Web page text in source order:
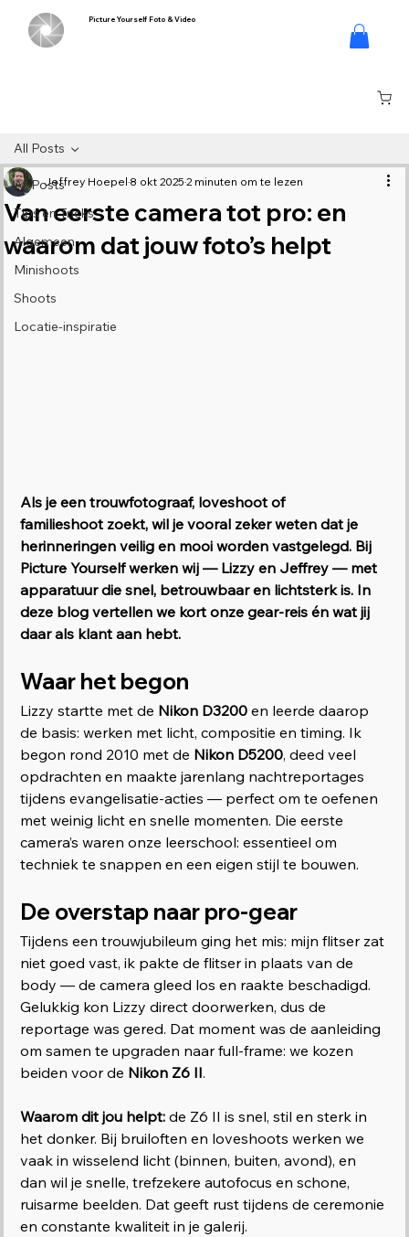
Inloggen
Picture Yourself Foto & Video
All Posts
Tips en Tricks
Algemeen
Minishoots
Shoots
Locatie-inspiratie
All Posts
Van eerste camera tot pro: en
waarom dat jouw foto’s helpt
Jeffrey Hoepel 8 okt 2025 2 minuten om te lezen
Als je een trouwfotograaf, loveshoot of
familieshoot zoekt, wil je vooral zeker weten dat je
herinneringen veilig en mooi worden vastgelegd. Bij
Picture Yourself werken wij — Lizzy en Jeffrey — met
apparatuur die snel, betrouwbaar en lichtsterk is. In
deze blog vertellen we kort onze gear-reis én wat jij
daar als klant aan hebt.
Waar het begon
Lizzy startte met de Nikon D3200 en leerde daarop
de basis: werken met licht, compositie en timing. Ik
begon rond 2010 met de Nikon D5200, deed veel
opdrachten en maakte jarenlang nachtreportages
tijdens evangelisatie-acties — perfect om te oefenen
met weinig licht en snelle momenten. Die eerste
camera’s waren onze leerschool: essentieel om
techniek te snappen en een eigen stijl te bouwen.
De overstap naar pro-gear
Tijdens een trouwjubileum ging het mis: mijn flitser zat
niet goed vast, ik pakte de flitser in plaats van de
body — de camera gleed los en raakte beschadigd.
Gelukkig kon Lizzy direct doorwerken, dus de
reportage was gered. Dat moment was de aanleiding
om samen te upgraden naar full-frame: we kozen
beiden voor de Nikon Z6 II.
Waarom dit jou helpt: de Z6 II is snel, stil en sterk in
het donker. Bij bruiloften en loveshoots werken we
vaak in wisselend licht (binnen, buiten, avond), en
dan wil je snelle, trefzekere autofocus en schone,
ruisarme beelden. Dat geeft rust tijdens de ceremonie
en constante kwaliteit in je galerij.